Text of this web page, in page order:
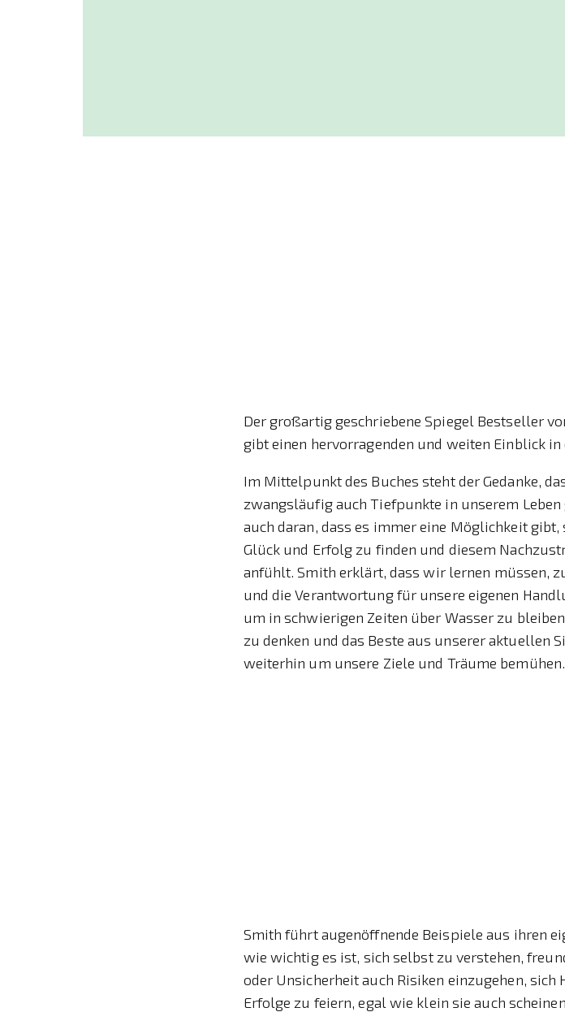
Der großartig geschriebene Spiegel Bestseller
gibt einen hervorragenden und weiten Einblick
Im Mittelpunkt des Buches steht der Gedanke,
zwangsläufig auch Tiefpunkte in unserem
auch daran, dass es immer eine Möglichkeit
Glück und Erfolg zu finden und diesem
anfühlt. Smith erklärt, dass wir lernen müssen,
und die Verantwortung für unsere eigenen
um in schwierigen Zeiten über Wasser zu
zu denken und das Beste aus unserer aktuellen
weiterhin um unsere Ziele und Träume bemühen.
Smith führt augenöffnende Beispiele aus ihren
wie wichtig es ist, sich selbst zu verstehen,
oder Unsicherheit auch Risiken einzugehen,
Erfolge zu feiern, egal wie klein sie auch